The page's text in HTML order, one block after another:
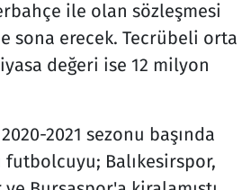
ile olan sözleşmesi
sona erecek. Tecrübeli orta
değeri ise 12 milyon
2021 sezonu başında
futbolcuyu; Balıkesirspor,